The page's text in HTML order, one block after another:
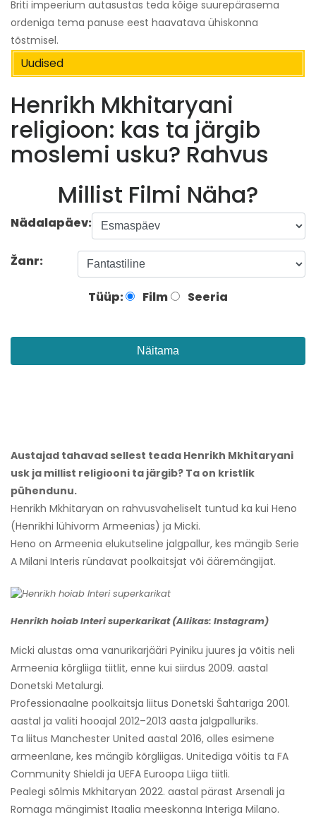
Briti impeerium autasustas teda kõige suurepärasema
ordeniga tema panuse eest haavatava ühiskonna
tõstmisel.
Uudised
Henrikh Mkhitaryani
religioon: kas ta järgib
moslemi usku? Rahvus
Millist Filmi Näha?
Nädalapäev:
Žanr:
Tüüp: Film Seeria
Näitama
Austajad tahavad sellest teada Henrikh Mkhitaryani
usk ja millist religiooni ta järgib? Ta on kristlik
pühendunu.
Henrikh Mkhitaryan on rahvusvaheliselt tuntud ka kui Heno
(Henrikhi lühivorm Armeenias) ja Micki.
Heno on Armeenia elukutseline jalgpallur, kes mängib Serie
A Milani Interis ründavat poolkaitsjat või ääremängijat.
Henrikh hoiab Interi superkarikat (Allikas: Instagram)
Micki alustas oma vanurikarjääri Pyiniku juures ja võitis neli
Armeenia kõrgliiga tiitlit, enne kui siirdus 2009. aastal
Donetski Metalurgi.
Professionaalne poolkaitsja liitus Donetski Šahtariga 2001.
aastal ja valiti hooajal 2012–2013 aasta jalgpalluriks.
Ta liitus Manchester United aastal 2016, olles esimene
armeenlane, kes mängib kõrgliigas. Unitediga võitis ta FA
Community Shieldi ja UEFA Euroopa Liiga tiitli.
Pealegi sõlmis Mkhitaryan 2022. aastal pärast Arsenali ja
Romaga mängimist Itaalia meeskonna Interiga Milano.